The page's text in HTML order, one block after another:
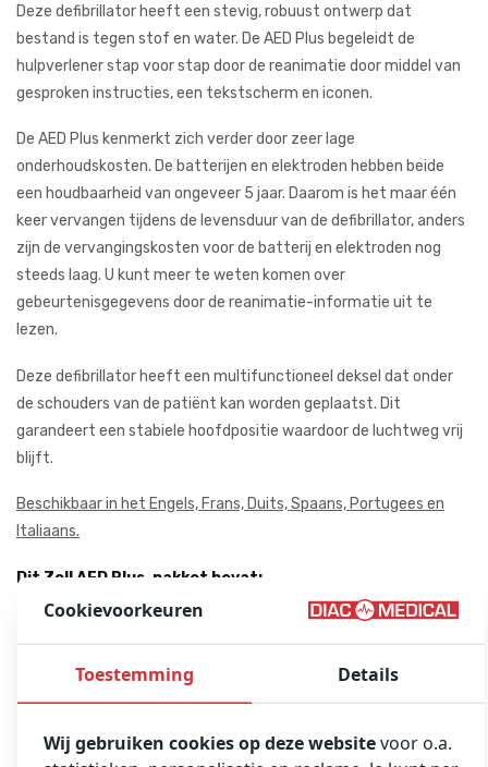
Deze defibrillator heeft een stevig, robuust ontwerp dat
bestand is tegen stof en water. De AED Plus begeleidt de
hulpverlener stap voor stap door de reanimatie door middel van
gesproken instructies, een tekstscherm en iconen.
De AED Plus kenmerkt zich verder door zeer lage
onderhoudskosten. De batterijen en elektroden hebben beide
een houdbaarheid van ongeveer 5 jaar. Daarom is het maar één
keer vervangen tijdens de levensduur van de defibrillator, anders
zijn de vervangingskosten voor de batterij en elektroden nog
steeds laag. U kunt meer te weten komen over
gebeurtenisgegevens door de reanimatie-informatie uit te
lezen.
Deze defibrillator heeft een multifunctioneel deksel dat onder
de schouders van de patiënt kan worden geplaatst. Dit
garandeert een stabiele hoofdpositie waardoor de luchtweg vrij
blijft.
Beschikbaar in het Engels, Frans, Duits, Spaans, Portugees en
Italiaans.
Dit Zoll AED Plus-pakket bevat:
Duracell Type 123 lithiumbatterijen (set van 10)
6 maanden garantie
Cookievoorkeuren
Toestemming Details
Wij gebruiken cookies op deze websitevoor o.a.